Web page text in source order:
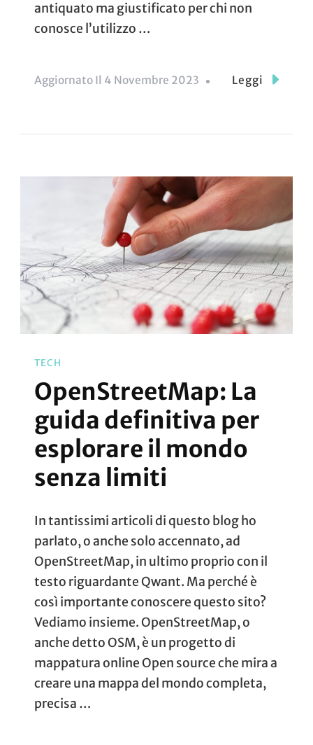
antiquato ma giustificato per chi non
conosce l’utilizzo …
Aggiornato Il 4 Novembre 2023 Leggi
TECH
OpenStreetMap: La
guida definitiva per
esplorare il mondo
senza limiti
In tantissimi articoli di questo blog ho
parlato, o anche solo accennato, ad
OpenStreetMap, in ultimo proprio con il
testo riguardante Qwant. Ma perché è
così importante conoscere questo sito?
Vediamo insieme. OpenStreetMap, o
anche detto OSM, è un progetto di
mappatura online Open source che mira a
creare una mappa del mondo completa,
precisa …